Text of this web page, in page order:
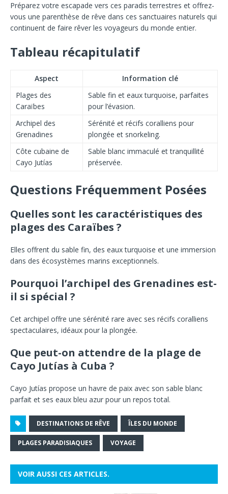
Préparez votre escapade vers ces paradis terrestres et offrez-
vous une parenthèse de rêve dans ces sanctuaires naturels qui
continuent de faire rêver les voyageurs du monde entier.
Tableau récapitulatif
Aspect
Information clé
Plages des
Caraïbes
Sable fin et eaux turquoise, parfaites
pour l’évasion.
Archipel des
Grenadines
Sérénité et récifs coralliens pour
plongée et snorkeling.
Côte cubaine de
Cayo Jutías
Sable blanc immaculé et tranquillité
préservée.
Questions Fréquemment Posées
Quelles sont les caractéristiques des
plages des Caraïbes ?
Elles offrent du sable fin, des eaux turquoise et une immersion
dans des écosystèmes marins exceptionnels.
Pourquoi l’archipel des Grenadines est-
il si spécial ?
Cet archipel offre une sérénité rare avec ses récifs coralliens
spectaculaires, idéaux pour la plongée.
Que peut-on attendre de la plage de
Cayo Jutías à Cuba ?
Cayo Jutías propose un havre de paix avec son sable blanc
parfait et ses eaux bleu azur pour un repos total.
DESTINATIONS DE RÊVE ÎLES DU MONDE
PLAGES PARADISIAQUES VOYAGE
VOIR AUSSI CES ARTICLES.